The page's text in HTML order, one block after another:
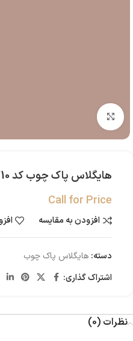
بزرگنمایی تصویر
هایگلاس پاک چوب کد 310
Call for Price
افزودن به مقایسه
دسته: هایگلاس پاک چوب
اشتراک گذاری:
نظرات (0)